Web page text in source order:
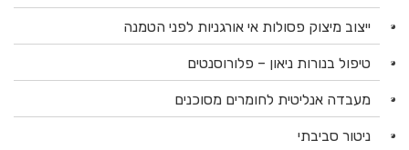
ייצוב מיצוק פסולות אי אורגניות לפני הטמנה
טיפול בנורות ניאון – פלורוסנטים
מעבדה אנליטית לחומרים מסוכנים
ניטור סביבתי